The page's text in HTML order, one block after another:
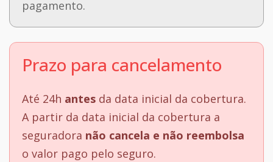
pagamento.
Prazo para cancelamento
Até 24h antes da data inicial da cobertura.
A partir da data inicial da cobertura a
seguradora não cancela e não reembolsa
o valor pago pelo seguro.